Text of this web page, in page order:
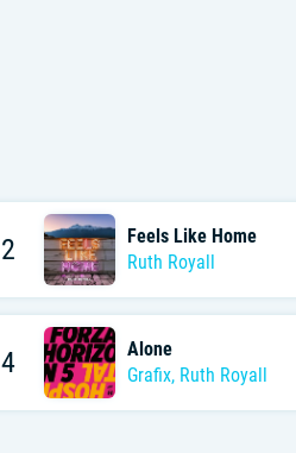
2
Feels Like Home
Ruth Royall
4
Alone
Grafix, Ruth Royall